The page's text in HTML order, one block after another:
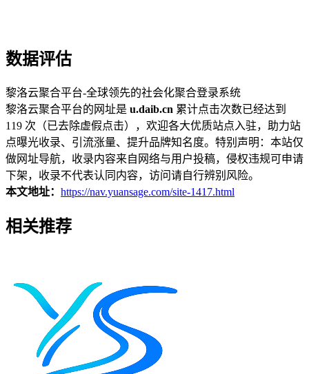
数据评估
黎洛云聚合平台-全球领先的社会化聚合登录系统
黎洛云聚合平台的网址是 u.daib.cn 累计点击次数已经达到
119 次（已去除虚假点击），欢迎各大优质站点入驻，助力站
点曝光收录、引流涨量、提升品牌知名度。特别声明：本站仅
做网址导航，收录内容来自网络与用户投稿，侵权违规可申请
下架，收录不代表认同内容，访问请自行辨别风险。
本文地址： https://nav.yuansage.com/site-1417.html
相关推荐